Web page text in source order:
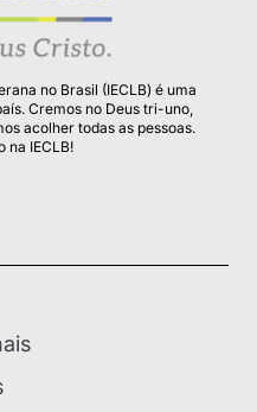
no Brasil (IECLB) é uma
Cremos no Deus tri-uno,
acolher todas as pessoas.
na IECLB!